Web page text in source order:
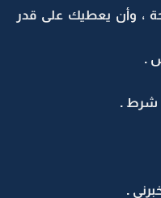
، وأن يعطيك على قدر
.
شرط .
.